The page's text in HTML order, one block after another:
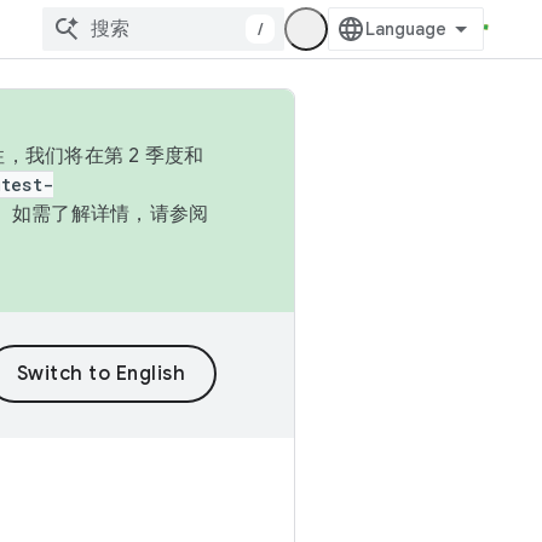
/
我们将在第 2 季度和
如需了解详情，请参阅